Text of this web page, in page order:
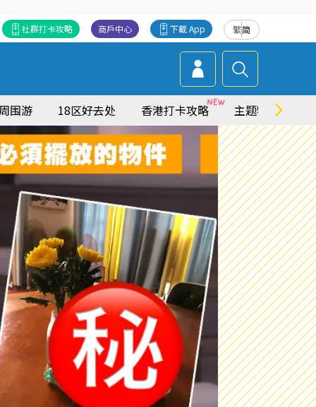
繁简
下載 App
商戶中心
社群打卡攻略
周围游 18区好去处 香港打卡攻略 主题特集